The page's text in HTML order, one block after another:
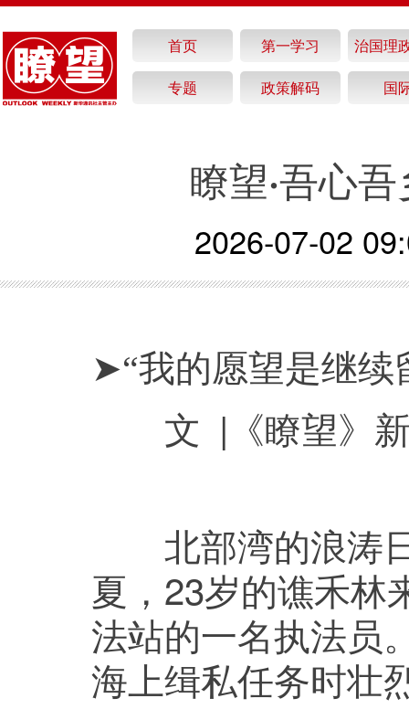
首页 第一学习
治国理
专题
政策解码 国
瞭望·吾心
2026-07-02
➤“我的愿望是继续
文 |《瞭望》新
北部湾的浪涛日
夏，23岁的谯禾林
法站的一名执法员
海上缉私任务时壮